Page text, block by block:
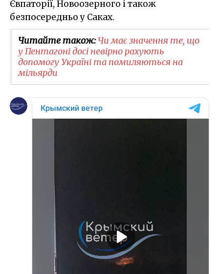
Євпаторії, Новоозерного і також
безпосередньо у Саках.
Читайте також:Чи має значення те, що
у Пентагоні досі невірно рахують
допомогу Україні та помиляються на
мільярди